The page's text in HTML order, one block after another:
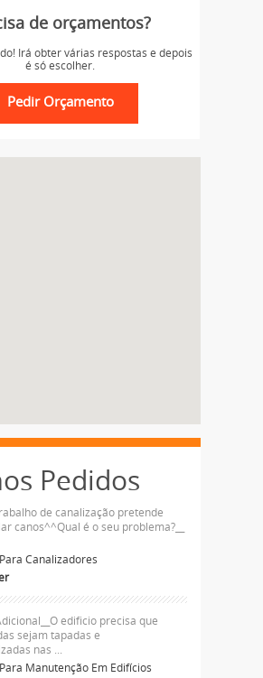
de orçamentos?
Irá obter várias respostas e depois
é só escolher.
Pedidos
de canalização pretende
canos^^Qual é o seu problema?__
Canalizadores
edificio precisa que
sejam tapadas e
nas ...
Manutenção Em Edifícios